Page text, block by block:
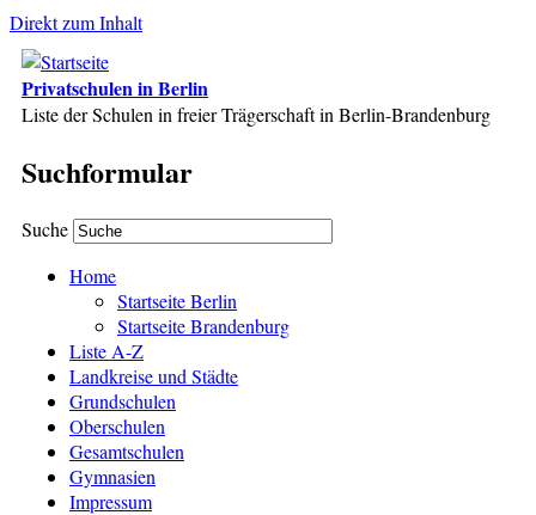
Direkt zum Inhalt
Privatschulen in Berlin
Liste der Schulen in freier Trägerschaft in Berlin-Brandenburg
Suchformular
Suche
Home
Startseite Berlin
Startseite Brandenburg
Liste A-Z
Landkreise und Städte
Grundschulen
Oberschulen
Gesamtschulen
Gymnasien
Impressum